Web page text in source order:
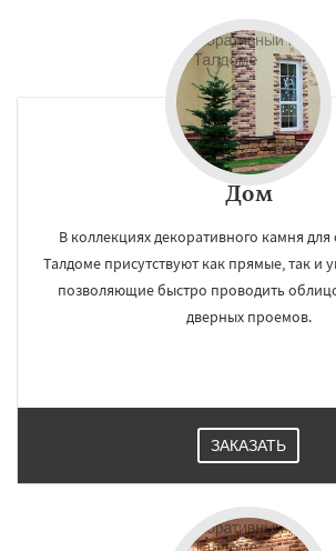
Дом
В коллекциях декоративного камня
Талдоме присутствуют как прямые, так и
позволяющие быстро проводить
дверных проемов.
ЗАКАЗАТЬ